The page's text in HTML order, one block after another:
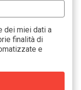
dei miei dati a
finalità di
e